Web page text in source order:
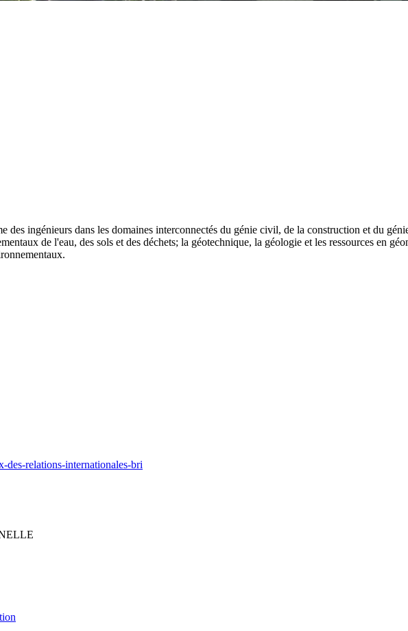
ingénieurs dans les domaines interconnectés du génie civil, de la construction et du
de l'eau, des sols et des déchets; la géotechnique, la géologie et les ressources en
relations-internationales-bri